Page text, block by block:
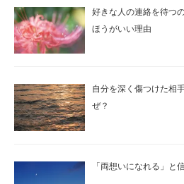
好きな人の連絡を待つ
ほうがいい理由
自分を深く傷つけた相
ぜ？
「両想いになれる」と